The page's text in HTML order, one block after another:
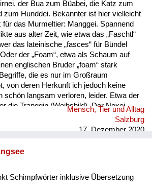
der Bua zum Büabei, die Katz zum
zum Hunddei. Bekannter ist hier vielleicht
das Murmeltier: Manggei. Spannend
aus alter Zeit, wie etwa das „Faschtl“
das lateinische „fasces“ für Bündel
der „Foam“, etwa als Schaum auf
englischen Bruder „foam“ stark
die es nur im Großraum
von deren Herkunft ich jedoch keine
schön langsam verloren, leider. Etwa der
die Tranggin (Weibsbild). Der Noxei
also herzig, die Tranggin durchaus
Mensch, Tier und Alltag
Salzburg
17. Dezember 2020
Schimpfwörter inklusive Übersetzung